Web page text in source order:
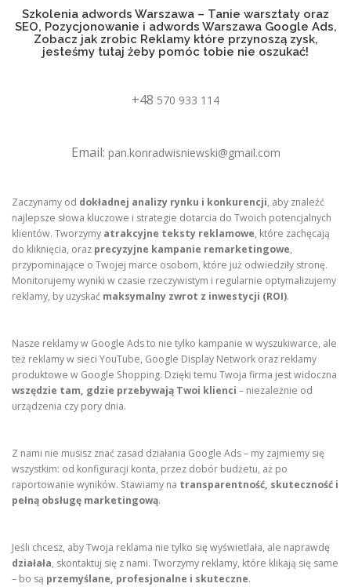
Szkolenia adwords Warszawa – Tanie warsztaty oraz
SEO, Pozycjonowanie i adwords Warszawa Google Ads,
Zobacz jak zrobic Reklamy które przynoszą zysk,
jesteśmy tutaj żeby pomóc tobie nie oszukać!
+48 570 933 114
Email: pan.konradwisniewski@gmail.com
Zaczynamy od dokładnej analizy rynku i konkurencji, aby znaleźć
najlepsze słowa kluczowe i strategie dotarcia do Twoich potencjalnych
klientów. Tworzymy atrakcyjne teksty reklamowe, które zachęcają
do kliknięcia, oraz precyzyjne kampanie remarketingowe,
przypominające o Twojej marce osobom, które już odwiedziły stronę.
Monitorujemy wyniki w czasie rzeczywistym i regularnie optymalizujemy
reklamy, by uzyskać maksymalny zwrot z inwestycji (ROI).
Nasze reklamy w Google Ads to nie tylko kampanie w wyszukiwarce, ale
też reklamy w sieci YouTube, Google Display Network oraz reklamy
produktowe w Google Shopping. Dzięki temu Twoja firma jest widoczna
wszędzie tam, gdzie przebywają Twoi klienci – niezależnie od
urządzenia czy pory dnia.
Z nami nie musisz znać zasad działania Google Ads – my zajmiemy się
wszystkim: od konfiguracji konta, przez dobór budżetu, aż po
raportowanie wyników. Stawiamy na transparentność, skuteczność i
pełną obsługę marketingową.
Jeśli chcesz, aby Twoja reklama nie tylko się wyświetlała, ale naprawdę
działała, skontaktuj się z nami. Tworzymy reklamy, które klikają się same
– bo są przemyślane, profesjonalne i skuteczne.